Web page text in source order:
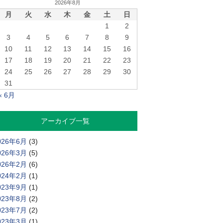
2026年8月
月 火 水 木 金 土
日
1
2
3
4 5 6 7 8
9
10
11 12 13 14 15
16
17
18 19 20 21 22
23
24
25 26 27 28 29
30
31
6月
アーカイブ一覧
年6月 (3)
年3月 (5)
年2月 (6)
年2月 (1)
年9月 (1)
年8月 (2)
年7月 (2)
年3月 (1)